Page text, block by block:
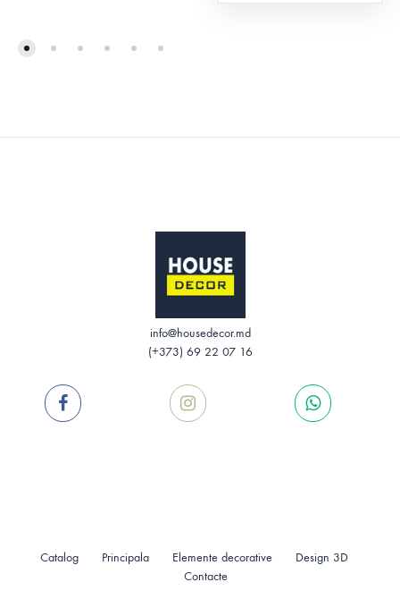
info@housedecor.md
(+373) 69 22 07 16
Catalog Principala Elemente decorative
Design 3D
Contacte